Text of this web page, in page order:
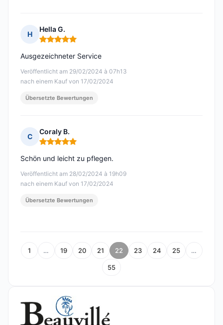
H
Hella G.
Hinweis: 5 von 5
Veröffentlicht am 29/02/2024 à 07h13
nach einem Kauf von 17/02/2024
Ausgezeichneter Service
Übersetzte Bewertungen
C
Coraly B.
Hinweis: 5 von 5
Veröffentlicht am 28/02/2024 à 19h09
nach einem Kauf von 17/02/2024
Schön und leicht zu pflegen.
Übersetzte Bewertungen
1 … 19 20 21 22 23 24 25 …
55